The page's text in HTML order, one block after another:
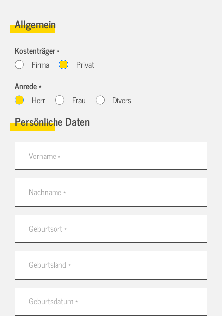
Allgemein
Kostenträger *
Firma
Privat
Anrede *
Herr
Frau Divers
Persönliche Daten